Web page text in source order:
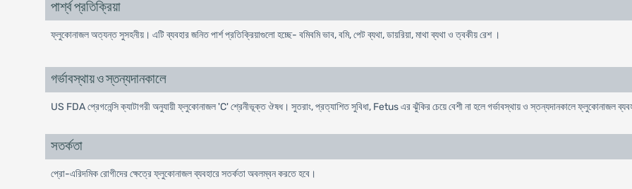
পার্শ্ব প্রতিক্রিয়া
ফ্লুকোনাজল অত্যন্ত সুসহনীয়। এটি ব্যবহার জনিত পার্শ প্রতিক্রিয়াগুলো হচ্ছে- বমিবমি ভাব, বমি, পেট ব্যথা, ডায়রিয়া, মাথা ব্যথা ও ত্বকীয় রেশ ।
গর্ভাবস্থায় ও স্তন্যদানকালে
US FDA প্রেগনেন্সি ক্যাটাগরী অনুযায়ী ফ্লুকোনাজল 'C' শ্রেনীভূক্ত ঔষধ। সুতরাং, প্রত্যাশিত সুবিধা, Fetus এর ঝুঁকির চেয়ে বেশী না হলে গর্ভাবস্থায় ও স্তন্যদানকালে ফ্লুকোনাজল
সতর্কতা
প্রো-এরিদমিক রোগীদের ক্ষেত্রে ফ্লুকোনাজল ব্যবহারে সতর্কতা অবলম্বন করতে হবে।